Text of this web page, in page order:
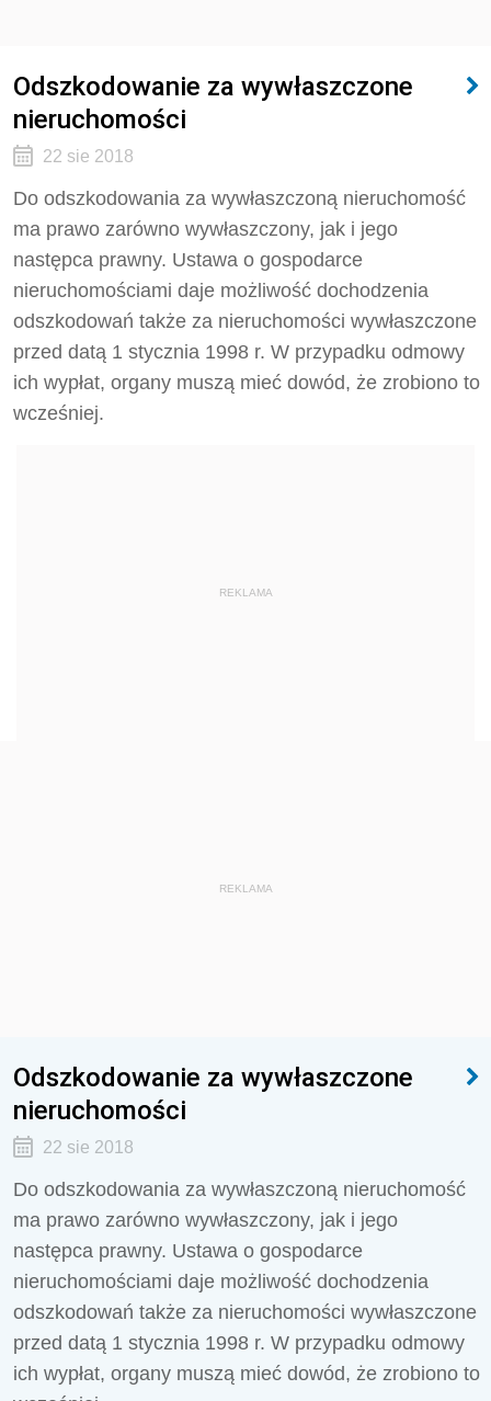
Odszkodowanie za wywłaszczone
nieruchomości
22 sie 2018
Do odszkodowania za wywłaszczoną nieruchomość
ma prawo zarówno wywłaszczony, jak i jego
następca prawny. Ustawa o gospodarce
nieruchomościami daje możliwość dochodzenia
odszkodowań także za nieruchomości wywłaszczone
przed datą 1 stycznia 1998 r. W przypadku odmowy
ich wypłat, organy muszą mieć dowód, że zrobiono to
wcześniej.
REKLAMA
REKLAMA
Odszkodowanie za wywłaszczone
nieruchomości
22 sie 2018
Do odszkodowania za wywłaszczoną nieruchomość
ma prawo zarówno wywłaszczony, jak i jego
następca prawny. Ustawa o gospodarce
nieruchomościami daje możliwość dochodzenia
odszkodowań także za nieruchomości wywłaszczone
przed datą 1 stycznia 1998 r. W przypadku odmowy
ich wypłat, organy muszą mieć dowód, że zrobiono to